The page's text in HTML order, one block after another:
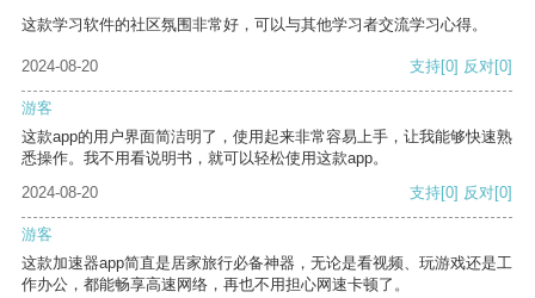
这款学习软件的社区氛围非常好，可以与其他学习者交流学习心得。
2024-08-20 支持[0] 反对[0]
游客
这款app的用户界面简洁明了，使用起来非常容易上手，让我能够快速熟
悉操作。我不用看说明书，就可以轻松使用这款app。
2024-08-20
支持[0] 反对[0]
游客
这款加速器app简直是居家旅行必备神器，无论是看视频、玩游戏还是工
作办公，都能畅享高速网络，再也不用担心网速卡顿了。